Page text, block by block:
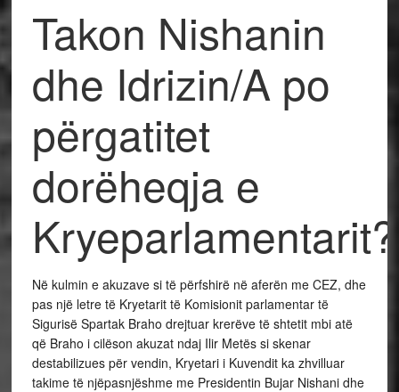
Takon Nishanin
dhe Idrizin/A po
përgatitet
dorëheqja e
Kryeparlamentarit?
Në kulmin e akuzave si të përfshirë në aferën me CEZ, dhe
pas një letre të Kryetarit të Komisionit parlamentar të
Sigurisë Spartak Braho drejtuar krerëve të shtetit mbi atë
që Braho i cilëson akuzat ndaj Ilir Metës si skenar
destabilizues për vendin, Kryetari i Kuvendit ka zhvilluar
takime të njëpasnjëshme me Presidentin Bujar Nishani dhe